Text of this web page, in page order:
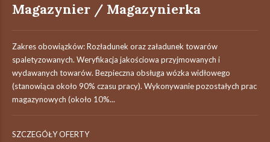
Magazynier / Magazynierka
Zakres obowiązków: Rozładunek oraz załadunek towarów
spaletyzowanych. Weryfikacja jakościowa przyjmowanych i
wydawanych towarów. Bezpieczna obsługa wózka widłowego
(stanowiąca około 90% czasu pracy). Wykonywanie pozostałych prac
magazynowych (około 10%...
SZCZEGÓŁY OFERTY